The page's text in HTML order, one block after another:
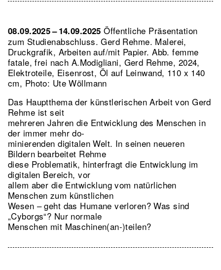
08.09.2025 – 14.09.2025Öffentliche Präsentation
zum Studienabschluss. Gerd Rehme. Malerei,
Druckgrafik, Arbeiten auf/mit Papier.Abb. femme
fatale, frei nach A.Modigliani, Gerd Rehme, 2024,
Elektroteile, Eisenrost, Öl auf Leinwand, 110 x 140
cm, Photo: Ute Wöllmann
Das Hauptthema der künstlerischen Arbeit von Gerd
Rehme ist seit
mehreren Jahren die Entwicklung des Menschen in
der immer mehr do-
minierenden digitalen Welt. In seinen neueren
Bildern bearbeitet Rehme
diese Problematik, hinterfragt die Entwicklung im
digitalen Bereich, vor
allem aber die Entwicklung vom natürlichen
Menschen zum künstlichen
Wesen – geht das Humane verloren? Was sind
„Cyborgs“? Nur normale
Menschen mit Maschinen(an-)teilen?